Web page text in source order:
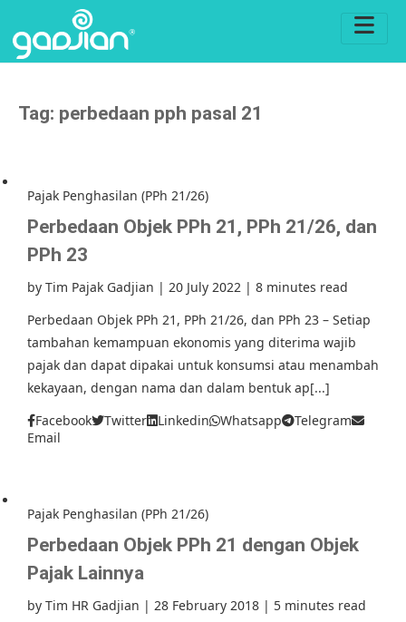
Tag: perbedaan pph pasal 21
Pajak Penghasilan (PPh 21/26)
Perbedaan Objek PPh 21, PPh 21/26, dan
PPh 23
by Tim Pajak Gadjian | 20 July 2022 | 8 minutes read
Perbedaan Objek PPh 21, PPh 21/26, dan PPh 23 – Setiap
tambahan kemampuan ekonomis yang diterima wajib
pajak dan dapat dipakai untuk konsumsi atau menambah
kekayaan, dengan nama dan dalam bentuk ap[...]
Facebook
Twitter Linkedin Whatsapp
Telegram
Email
Pajak Penghasilan (PPh 21/26)
Perbedaan Objek PPh 21 dengan Objek
Pajak Lainnya
by Tim HR Gadjian | 28 February 2018 | 5 minutes read